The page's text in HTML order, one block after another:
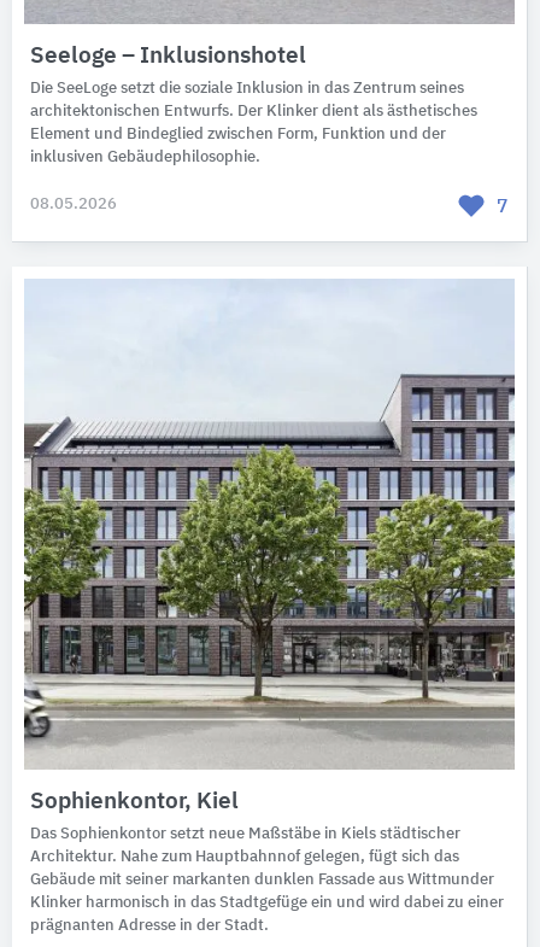
Seeloge – Inklusionshotel
Die SeeLoge setzt die soziale Inklusion in das Zentrum seines
architektonischen Entwurfs. Der Klinker dient als ästhetisches
Element und Bindeglied zwischen Form, Funktion und der
inklusiven Gebäudephilosophie.
08.05.2026 7
Sophienkontor, Kiel
​​​​​​​Das Sophienkontor setzt neue Maßstäbe in Kiels städtischer
Architektur. Nahe zum Hauptbahnnof gelegen, fügt sich das
Gebäude mit seiner markanten dunklen Fassade aus Wittmunder
Klinker harmonisch in das Stadtgefüge ein und wird dabei zu einer
prägnanten Adresse in der Stadt.